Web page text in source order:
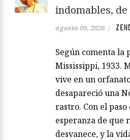
indomables,
agosto 09, 2026 /
Según comenta la
Mississippi, 1933.
vive en un
desapareció una
rastro. Con el
esperanza de que
desvanece, y la